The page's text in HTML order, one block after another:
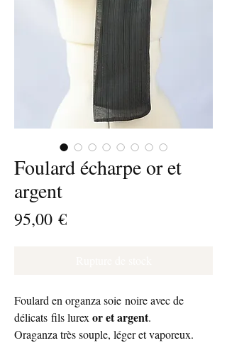
Foulard écharpe or et
argent
95,00 €Prix
Foulard en organza soie noire avec de
délicats fils lurexor et argent.
Oraganza très souple, léger et vaporeux.